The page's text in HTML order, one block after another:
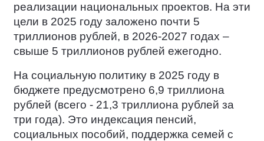
реализации национальных проектов. На эти
цели в 2025 году заложено почти 5
триллионов рублей, в 2026-2027 годах –
свыше 5 триллионов рублей ежегодно.
На социальную политику в 2025 году в
бюджете предусмотрено 6,9 триллиона
рублей (всего - 21,3 триллиона рублей за
три года). Это индексация пенсий,
социальных пособий, поддержка семей с